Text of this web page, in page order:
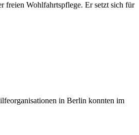
freien Wohlfahrtspflege. Er setzt sich für
in Berlin konnten im